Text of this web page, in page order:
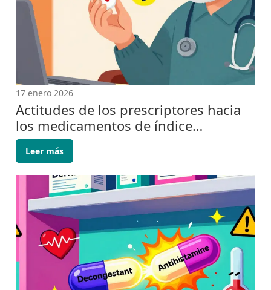
17 enero 2026
Actitudes de los prescriptores hacia
los medicamentos de índice
terapéutico estrecho y la sustitución
Leer más